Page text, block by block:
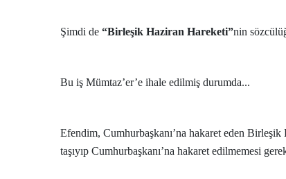
Şimdi de “Birleşik Haziran Hareketi”nin
Bu iş Mümtaz’er’e ihale edilmiş durumda...
Efendim, Cumhurbaşkanı’na hakaret eden
taşıyıp Cumhurbaşkanı’na hakaret edilmemesi